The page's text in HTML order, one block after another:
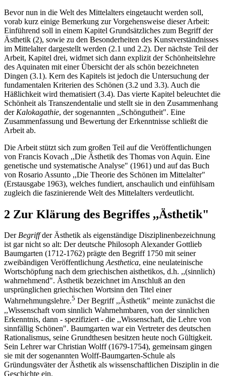
Bevor nun in die Welt des Mittelalters eingetaucht werden soll,
vorab kurz einige Bemerkung zur Vorgehensweise dieser Arbeit:
Einführend soll in einem Kapitel Grundsätzliches zum Begriff der
Ästhetik (2), sowie zu den Besonderheiten des Kunstverständnisses
im Mittelalter dargestellt werden (2.1 und 2.2). Der nächste Teil der
Arbeit, Kapitel drei, widmet sich dann explizit der Schönheitslehre
des Aquinaten mit einer Übersicht der als schön bezeichneten
Dingen (3.1). Kern des Kapitels ist jedoch die Untersuchung der
fundamentalen Kriterien des Schönen (3.2 und 3.3). Auch die
Häßlichkeit wird thematisiert (3.4). Das vierte Kapitel beleuchtet die
Schönheit als Transzendentalie und stellt sie in den Zusammenhang
der Kalokagathie, der sogenannten ,,Schöngutheit". Eine
Zusammenfassung und Bewertung der Erkenntnisse schließt die
Arbeit ab.
Die Arbeit stützt sich zum großen Teil auf die Veröffentlichungen
von Francis Kovach ,,Die Ästhetik des Thomas von Aquin. Eine
genetische und systematische Analyse" (1961) und auf das Buch
von Rosario Assunto ,,Die Theorie des Schönen im Mittelalter"
(Erstausgabe 1963), welches fundiert, anschaulich und einfühlsam
zugleich die faszinierende Welt des Mittelalters verdeutlicht.
2 Zur Klärung des Begriffes ,,Ästhetik"
DerBegriffder Ästhetik als eigenständige Disziplinenbezeichnung
ist gar nicht so alt: Der deutsche Philosoph Alexander Gottlieb
Baumgarten (1712-1762) prägte den Begriff 1750 mit seiner
zweibändigen VeröffentlichungAesthetica, eine neulateinische
Wortschöpfung nach dem griechischen aisthetikos, d.h. ,,(sinnlich)
wahrnehmend". Ästhetik bezeichnet im Anschluß an den
ursprünglichen griechischen Wortsinn den Titel einer
Wahrnehmungslehre.5 Der Begriff ,,Ästhetik" meinte zunächst die
,,Wissenschaft vom sinnlich Wahrnehmbaren, von der sinnlichen
Erkenntnis, dann - spezifiziert - die ,,Wissenschaft, die Lehre von
sinnfällig Schönen". Baumgarten war ein Vertreter des deutschen
Rationalismus, seine Grundthesen besitzen heute noch Gültigkeit.
Sein Lehrer war Christian Wolff (1679-1754), gemeinsam gingen
sie mit der sogenannten Wolff-Baumgarten-Schule als
Gründungsväter der Ästhetik als wissenschaftlichen Disziplin in die
Geschichte ein.